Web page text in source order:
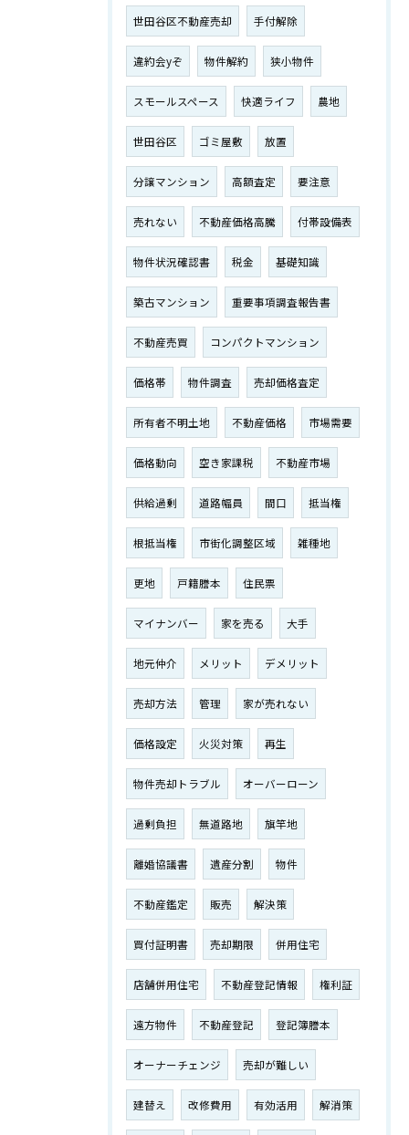
世田谷区不動産売却 手付解除
違約会yぞ 物件解約 狭小物件
スモールスペース 快適ライフ 農地
世田谷区 ゴミ屋敷 放置
分譲マンション 高額査定 要注意
売れない 不動産価格高騰 付帯設備表
物件状況確認書 税金 基礎知識
築古マンション 重要事項調査報告書
不動産売買 コンパクトマンション
価格帯 物件調査 売却価格査定
所有者不明土地 不動産価格 市場需要
価格動向 空き家課税 不動産市場
供給過剰 道路幅員 間口 抵当権
根抵当権 市街化調整区域 雑種地
更地 戸籍謄本 住民票
マイナンバー 家を売る 大手
地元仲介 メリット デメリット
売却方法 管理 家が売れない
価格設定 火災対策 再生
物件売却トラブル オーバーローン
過剰負担 無道路地 旗竿地
離婚協議書 遺産分割 物件
不動産鑑定 販売 解決策
買付証明書 売却期限 併用住宅
店舗併用住宅 不動産登記情報 権利証
遠方物件 不動産登記 登記簿謄本
オーナーチェンジ 売却が難しい
建替え 改修費用 有効活用 解消策